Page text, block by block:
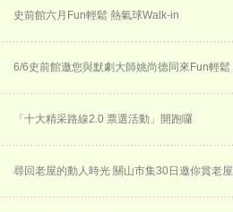
史前館六月Fun輕鬆 熱氣球Walk-in
6/6史前館邀您與默劇大師姚尚德同來Fun輕鬆
「十大精采路線2.0 票選活動」開跑囉
尋回老屋的動人時光 關山市集30日邀你賞老